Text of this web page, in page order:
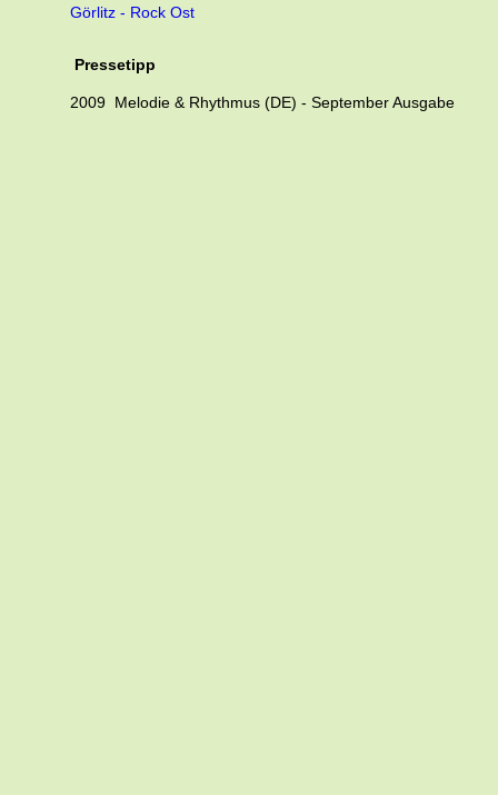
Görlitz - Rock Ost
Pressetipp
2009  Melodie & Rhythmus (DE) - September Ausgabe